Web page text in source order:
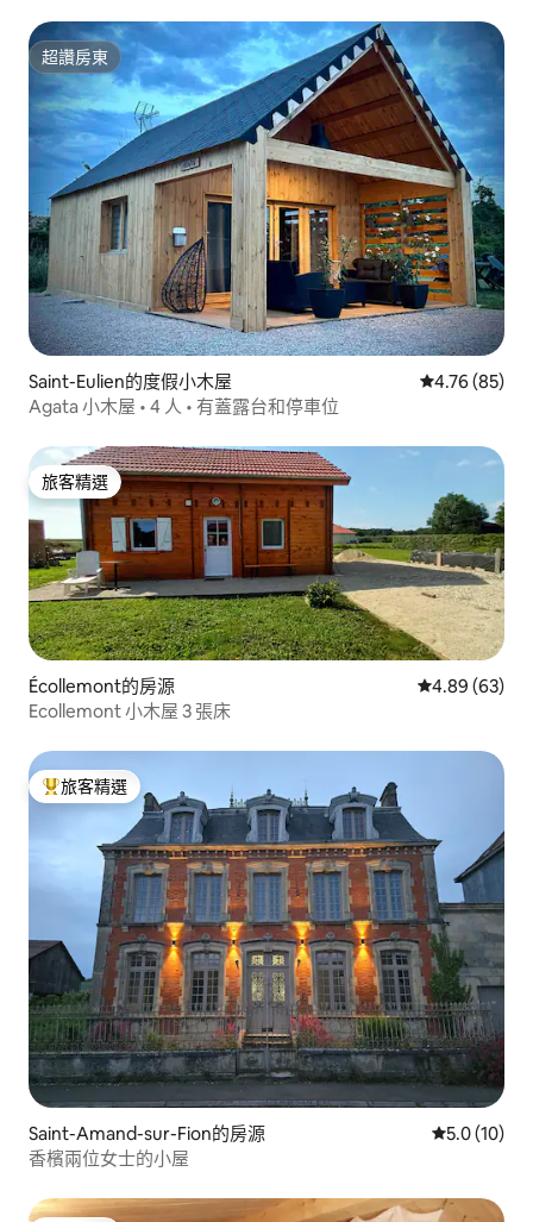
超讚房東
超讚房東
Saint-Eulien的度假小木屋 從 85 則評價
4.76 (85)
Agata 小木屋 • 4 人 • 有蓋露台和停車位
旅客精選
旅客精選
Écollemont的房源 從 63 則評價
4.89 (63)
Ecollemont 小木屋 3 張床
旅客精選榜首
旅客精選
Saint-Amand-sur-Fion的房源 從 10 則評
5.0 (10)
香檳兩位女士的小屋